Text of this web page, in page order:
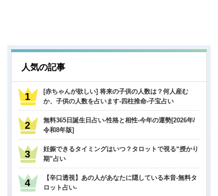
人気の記事
[赤ちゃんが欲しい] 将来の子供の人数は？何人産む
か、子供の人数を占います-四柱推命-子宝占い
無料365日誕生日占い-性格と相性-今年の運勢[2026年/
令和8年版]
妊娠できるタイミングはいつ？タロットで視る“授かり
期”占い
【辛口透視】あの人があなたに隠している本音-無料タ
ロット占い-